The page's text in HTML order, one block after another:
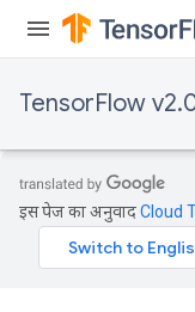
TensorFlow
इस पेज का अनुवादCloud